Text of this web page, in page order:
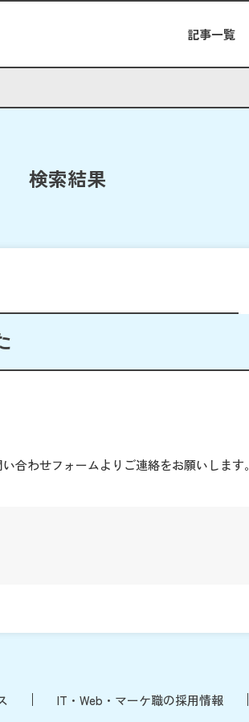
記事一覧
検索結果
合わせフォームよりご連絡をお願いします。
IT・Web・マーケ職の採用情報